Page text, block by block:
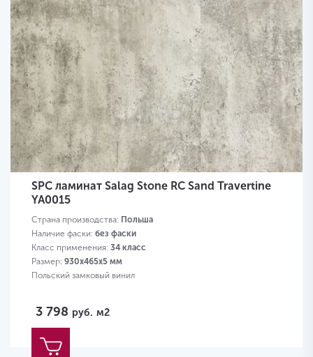
SPC ламинат Salag Stone RC Sand Travertine
YA0015
Страна производства: Польша
Наличие фаски: без фаски
Класс применения: 34 класс
Размер: 930х465х5 мм
Польский замковый винил
3 798 руб. м2